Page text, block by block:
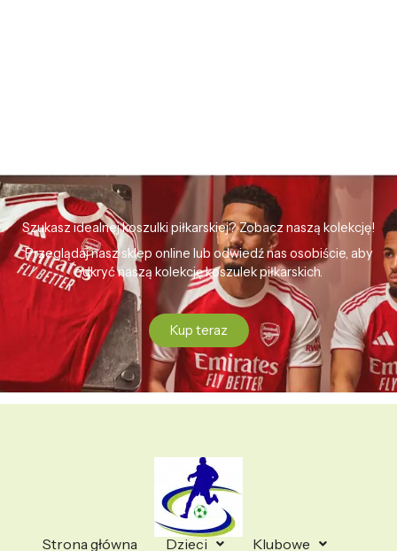
Szukasz idealnej koszulki piłkarskiej? Zobacz naszą kolekcję!
Przeglądaj nasz sklep online lub odwiedź nas osobiście, aby
odkryć naszą kolekcję koszulek piłkarskich.
Kup teraz
Strona główna Dzieci
Klubowe